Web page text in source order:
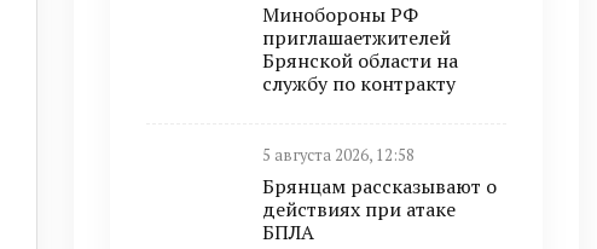
Минобoроны РФ
приглaшaетжитeлeй
Брянской области на
службу по контракту
5 августа 2026, 12:58
Брянцам рассказывают о
действиях при атаке
БПЛА